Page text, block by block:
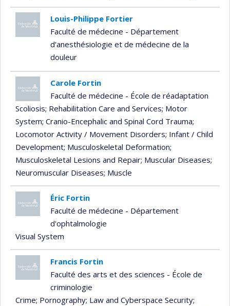
Louis-Philippe Fortier
Faculté de médecine - Département
d'anesthésiologie et de médecine de la
douleur
Carole Fortin
Faculté de médecine - École de réadaptation
Scoliosis; Rehabilitation Care and Services; Motor
System; Cranio-Encephalic and Spinal Cord Trauma;
Locomotor Activity / Movement Disorders; Infant / Child
Development; Musculoskeletal Deformation;
Musculoskeletal Lesions and Repair; Muscular Diseases;
Neuromuscular Diseases; Muscle
Éric Fortin
Faculté de médecine - Département
d'ophtalmologie
Visual System
Francis Fortin
Faculté des arts et des sciences - École de
criminologie
Crime; Pornography; Law and Cyberspace Security;